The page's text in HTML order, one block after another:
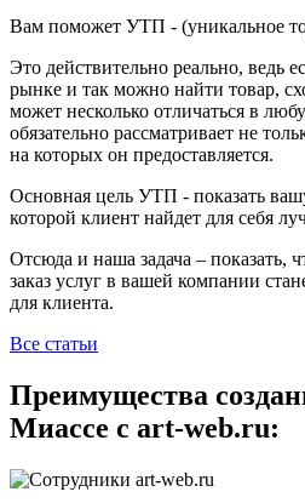
Вам поможет УТП - (уникальное
Это действительно реально, ведь
рынке и так можно найти товар,
может несколько отличаться в
обязательно рассматривает не
на которых он предоставляется.
Основная цель УТП - показать
которой клиент найдет для себя
Отсюда и наша задача – показать,
заказ услуг в вашей компании
для клиента.
Все статьи
Преимущества
Миассе с art-web.ru: